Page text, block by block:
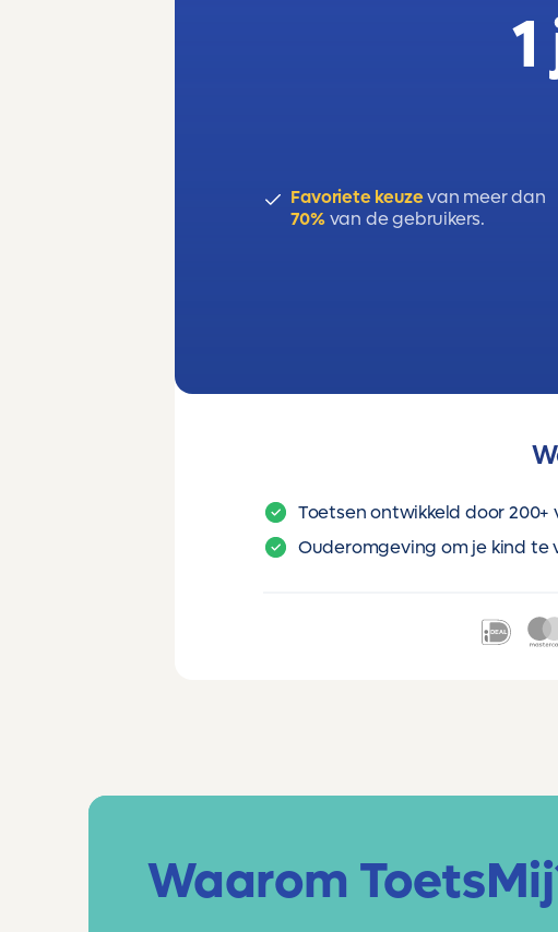
Favoriete keuzevan meer dan
70%van de gebruikers.
Toetsen ontwikkeld door 200+
Ouderomgeving om je kind te
Waarom